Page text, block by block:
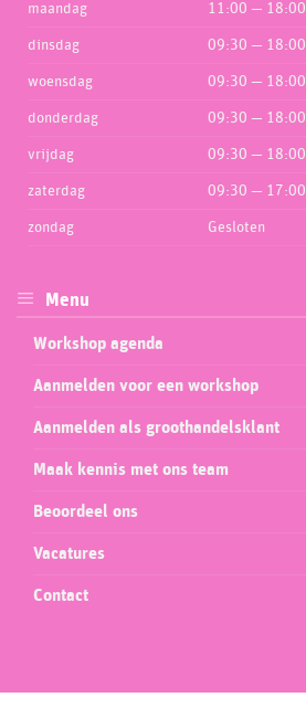
maandag 11:00 — 18:00
dinsdag 09:30 — 18:00
woensdag 09:30 — 18:00
donderdag 09:30 — 18:00
vrijdag 09:30 — 18:00
zaterdag 09:30 — 17:00
zondag Gesloten
Menu
Workshop agenda
Aanmelden voor een workshop
Aanmelden als groothandelsklant
Maak kennis met ons team
Beoordeel ons
Vacatures
Contact